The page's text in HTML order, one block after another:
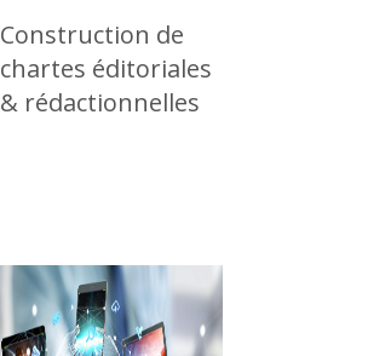
Construction de
chartes éditoriales
& rédactionnelles